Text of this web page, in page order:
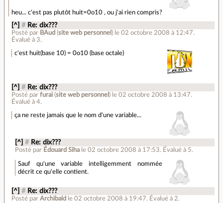
heu... c'est pas plutôt huit=0o10 , ou j'ai rien compris?
[^] # Re: dix???
Posté par BAud (site web personnel ) le 02 octobre 2008 à 12:47.
Évalué à 3.
c'est huit(base 10) = 0o10 (base octale)
[^] # Re: dix???
Posté parfurai (site web personnel ) le 02 octobre 2008 à 13:47.
Évalué à4.
ça ne reste jamais que le nom d'une variable...
[^] # Re: dix???
Posté par Édouard Siha le 02 octobre 2008 à 17:53.Évalué à 5.
Sauf qu'une variable intelligemment nommée
décrit ce qu'elle contient.
[^] # Re: dix???
Posté parArchibald le 02 octobre 2008 à 19:47. Évalué à 2.